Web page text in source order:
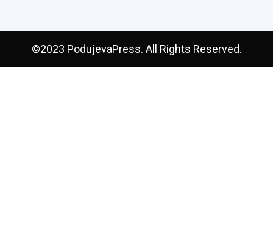
©2023 PodujevaPress. All Rights Reserved.